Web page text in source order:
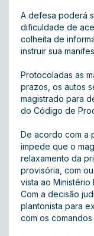
A defesa poderá
dificuldade de
colheita de
instruir sua
Protocoladas as
prazos, os autos
magistrado para
do Código de
De acordo com a
impede que o
relaxamento da
provisória, com
vista ao
Com a decisão
plantonista para
com os